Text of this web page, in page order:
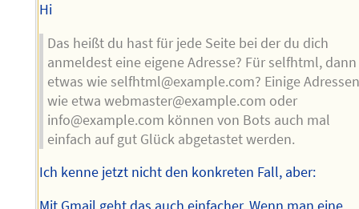
Hi
Das heißt du hast für jede Seite bei der du dich
anmeldest eine eigene Adresse? Für selfhtml, dann
etwas wie selfhtml@example.com? Einige
wie etwa webmaster@example.com oder
info@example.com können von Bots auch mal
einfach auf gut Glück abgetastet werden.
Ich kenne jetzt nicht den konkreten Fall, aber: